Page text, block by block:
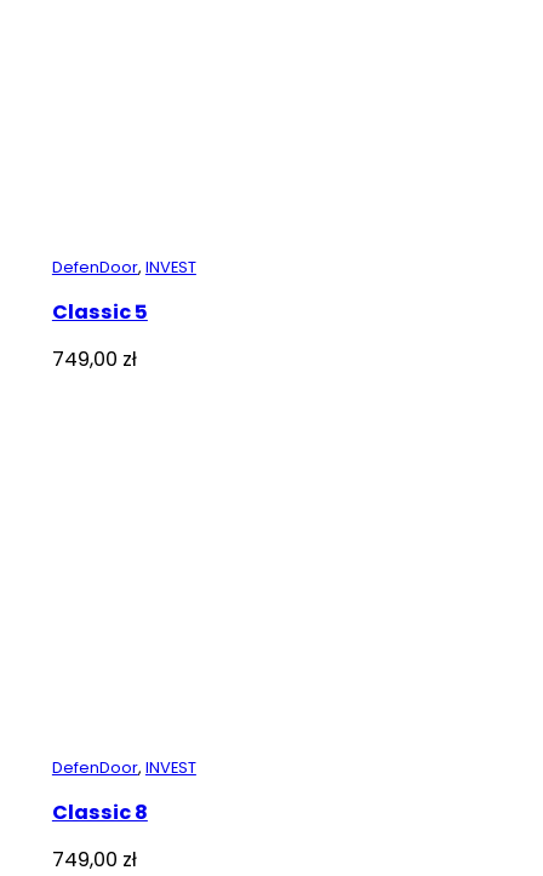
DefenDoor, INVEST
Classic 5
749,00 zł
DefenDoor, INVEST
Classic 8
749,00 zł